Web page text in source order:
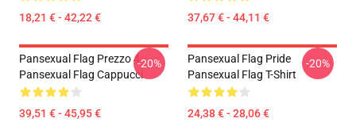
18,21 € - 42,22 € 37,67 € - 44,11 €
Pansexual Flag Prezzo 4
Pansexual Flag Cappucci
39,51 € - 45,95 €
-20%
Pansexual Flag Pride
Pansexual Flag T-Shirt
24,38 € - 28,06 €
-20%